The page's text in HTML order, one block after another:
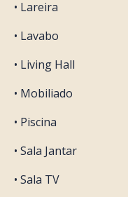
• Lareira
• Lavabo
• Living Hall
• Mobiliado
• Piscina
• Sala Jantar
• Sala TV